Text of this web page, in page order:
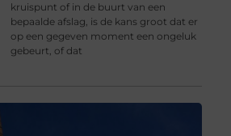
kruispunt of in de buurt van een
bepaalde afslag, is de kans groot dat er
op een gegeven moment een ongeluk
gebeurt, of dat